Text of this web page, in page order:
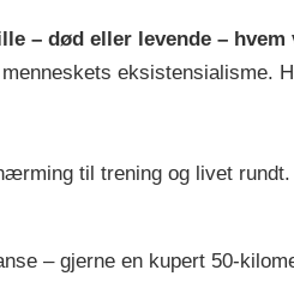
– død eller levende –
eksistensialisme.
til trening og livet rundt.
– gjerne en kupert 50-